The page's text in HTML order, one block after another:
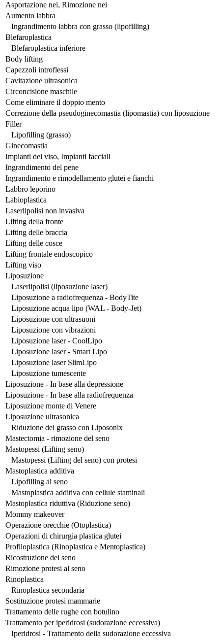
Asportazione nei, Rimozione nei
Aumento labbra
Ingrandimento labbra con grasso (lipofilling)
Blefaroplastica
Blefaroplastica inferiore
Body lifting
Capezzoli introflessi
Cavitazione ultrasonica
Circoncisione maschile
Come eliminare il doppio mento
Correzione della pseudoginecomastia (lipomastia) con liposuzione
Filler
Lipofilling (grasso)
Ginecomastia
Impianti del viso, Impianti facciali
Ingrandimento del pene
Ingrandimento e rimodellamento glutei e fianchi
Labbro leporino
Labioplastica
Laserlipolisi non invasiva
Lifting della fronte
Lifting delle braccia
Lifting delle cosce
Lifting frontale endoscopico
Lifting viso
Liposuzione
Laserlipolisi (liposuzione laser)
Liposuzione a radiofrequenza - BodyTite
Liposuzione acqua lipo (WAL - Body-Jet)
Liposuzione con ultrasuoni
Liposuzione con vibrazioni
Liposuzione laser - CoolLipo
Liposuzione laser - Smart Lipo
Liposuzione laser SlimLipo
Liposuzione tumescente
Liposuzione - In base alla depressione
Liposuzione - In base alla radiofrequenza
Liposuzione monte di Venere
Liposuzione ultrasonica
Riduzione del grasso con Liposonix
Mastectomia - rimozione del seno
Mastopessi (Lifting seno)
Mastopessi (Lifting del seno) con protesi
Mastoplastica additiva
Lipofilling al seno
Mastoplastica additiva con cellule staminali
Mastoplastica riduttiva (Riduzione seno)
Mommy makeover
Operazione orecchie (Otoplastica)
Operazioni di chirurgia plastica glutei
Profiloplastica (Rinoplastica e Mentoplastica)
Ricostruzione del seno
Rimozione protesi al seno
Rinoplastica
Rinoplastica secondaria
Sostituzione protesi mammarie
Trattamento delle rughe con botulino
Trattamento per iperidrosi (sudorazione eccessiva)
Iperidrosi - Trattamento della sudorazione eccessiva